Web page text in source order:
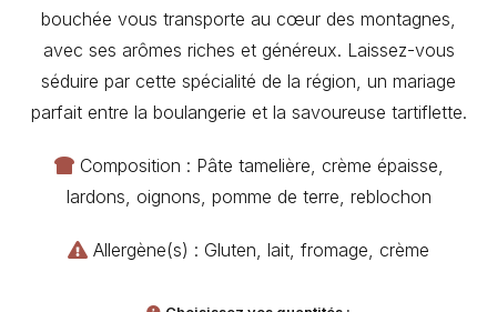
bouchée vous transporte au cœur des montagnes,
avec ses arômes riches et généreux. Laissez-vous
séduire par cette spécialité de la région, un mariage
parfait entre la boulangerie et la savoureuse tartiflette.
Composition : Pâte tamelière, crème épaisse,
lardons, oignons, pomme de terre, reblochon
Allergène(s) : Gluten, lait, fromage, crème